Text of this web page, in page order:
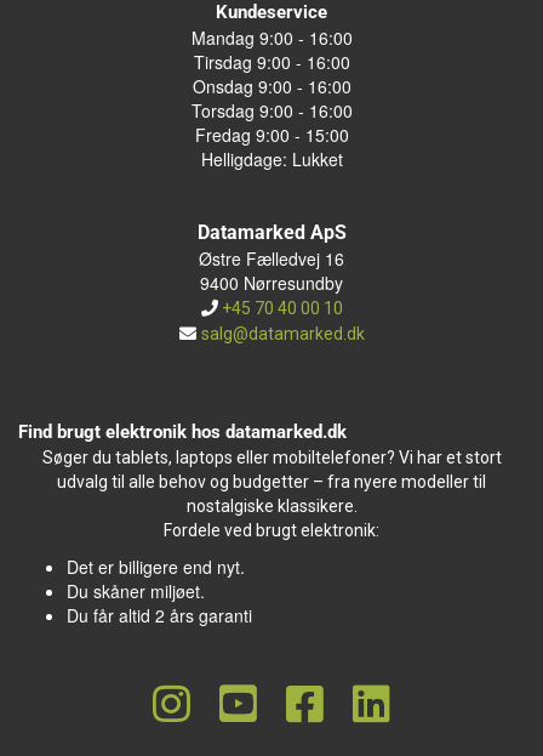
Kundeservice
Mandag 9:00 - 16:00
Tirsdag 9:00 - 16:00
Onsdag 9:00 - 16:00
Torsdag 9:00 - 16:00
Fredag 9:00 - 15:00
Helligdage: Lukket
Datamarked ApS
Østre Fælledvej 16
9400 Nørresundby
+45 70 40 00 10
salg@datamarked.dk
Find brugt elektronik hos datamarked.dk
Søger du tablets, laptops eller mobiltelefoner? Vi har et stort
udvalg til alle behov og budgetter – fra nyere modeller til
nostalgiske klassikere.
Fordele ved brugt elektronik:
Det er billigere end nyt.
Du skåner miljøet.
Du får altid 2 års garanti